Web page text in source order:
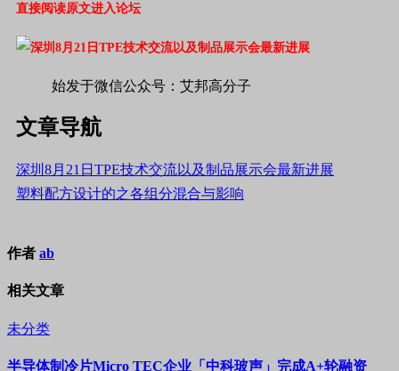
直接阅读原文进入论坛
始发于微信公众号：艾邦高分子
文章导航
深圳8月21日TPE技术交流以及制品展示会最新进展
塑料配方设计的之各组分混合与影响
作者 ab
相关文章
未分类
半导体制冷片Micro TEC企业「中科玻声」完成A+轮融资